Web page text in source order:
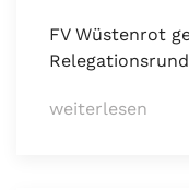
FV Wüstenrot
weiterlesen